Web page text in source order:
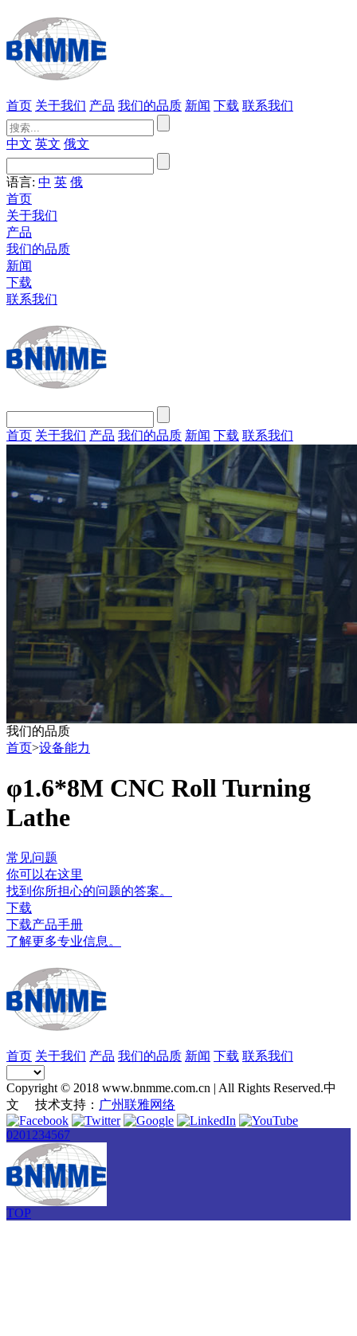
首页 关于我们 产品 我们的品质 新闻 下载 联系我们
中文 英文 俄文
语言: 中 英 俄
首页
关于我们
产品
我们的品质
新闻
下载
联系我们
首页 关于我们 产品 我们的品质 新闻 下载 联系我们
我们的品质
首页>设备能力
φ1.6*8M CNC Roll Turning
Lathe
常见问题
你可以在这里
找到你所担心的问题的答案。
下载
下载产品手册
了解更多专业信息。
首页 关于我们 产品 我们的品质 新闻 下载 联系我们
Copyright © 2018 www.bnmme.com.cn | All Rights Reserved.中
文 技术支持： 广州联雅网络
0201234567
TOP